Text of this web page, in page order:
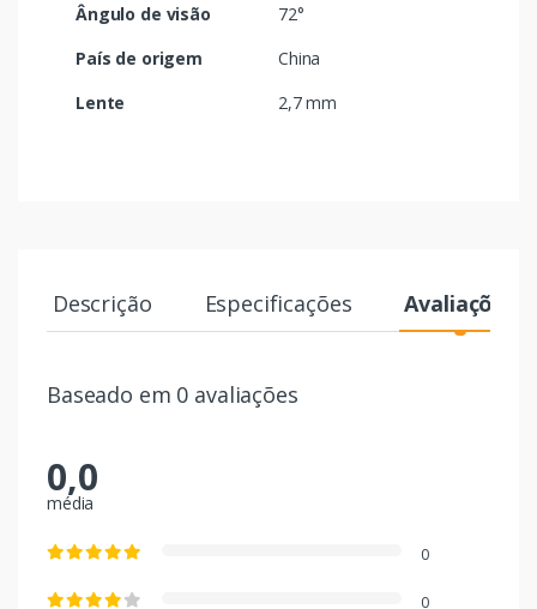
Ângulo de visão
72°
País de origem
China
Lente
2,7 mm
Descrição Especificações Avaliações
Baseado em 0 avaliações
0,0
média
0
0